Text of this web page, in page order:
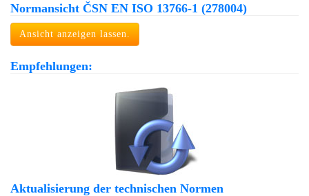
Normansicht ČSN EN ISO 13766-1 (278004)
Ansicht anzeigen lassen.
Empfehlungen:
Aktualisierung der technischen Normen